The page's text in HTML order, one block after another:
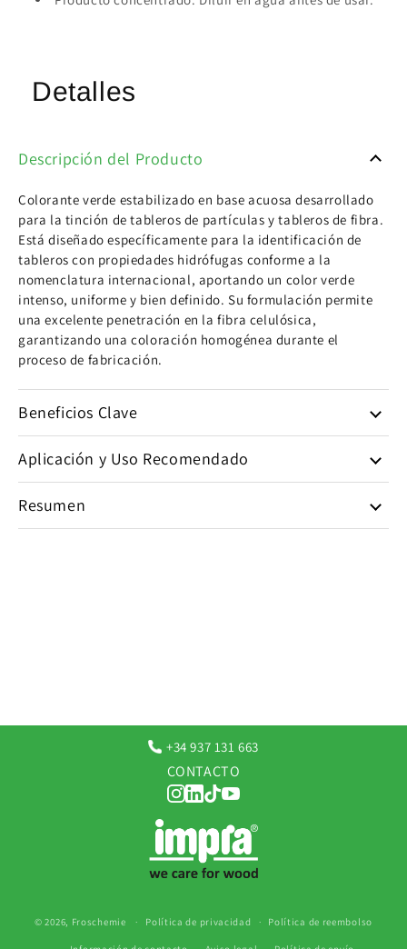
Detalles
Descripción del Producto
Colorante verde estabilizado en base acuosa desarrollado
para la tinción de tableros de partículas y tableros de fibra.
Está diseñado específicamente para la identificación de
tableros con propiedades hidrófugas conforme a la
nomenclatura internacional, aportando un color verde
intenso, uniforme y bien definido. Su formulación permite
una excelente penetración en la fibra celulósica,
garantizando una coloración homogénea durante el
proceso de fabricación.
Beneficios Clave
Aplicación y Uso Recomendado
Resumen
+34 937 131 663
CONTACTO
© 2026, Froschemie Política de privacidad Política de reembolso